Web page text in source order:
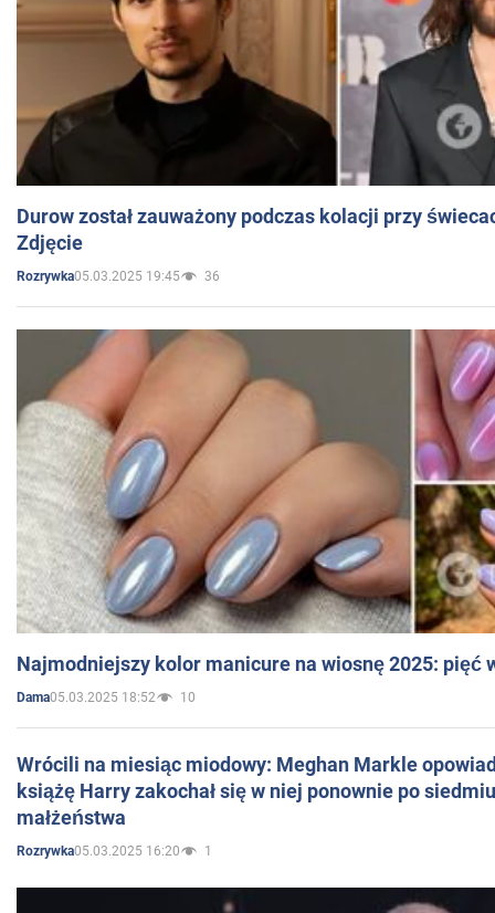
Durow został zauważony podczas kolacji przy
Zdjęcie
Rozrywka05.03.2025 19:45 36
Najmodniejszy kolor manicure na wiosnę 2025: pięć
Dama05.03.2025 18:52 10
Wrócili na miesiąc miodowy: Meghan Markle
książę Harry zakochał się w niej ponownie po
małżeństwa
Rozrywka05.03.2025 16:20 1